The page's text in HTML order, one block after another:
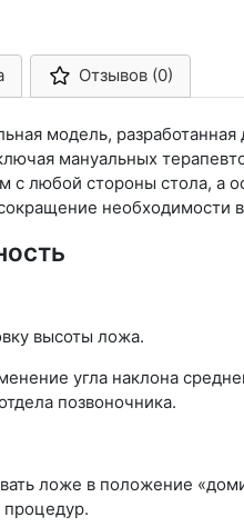
Отзывов (0)
модель, разработанная
мануальных
с любой стороны стола, а
необходимости
высоты ложа.
угла наклона
позвоночника.
ложе в положение